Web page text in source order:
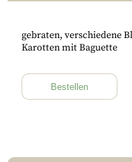
gebraten, verschiedene
Karotten mit Baguette
Bestellen